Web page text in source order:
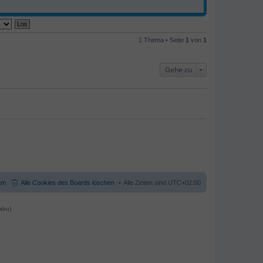
r
a
e
1 Thema • Seite 1 von 1
Gehe zu
Alle Zeiten sind UTC+02:00
Alle Cookies des Boards löschen